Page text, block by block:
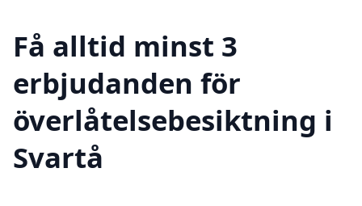
Få alltid minst 3
erbjudanden för
överlåtelsebesiktning i
Svartå